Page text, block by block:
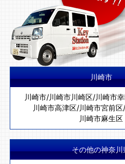
川崎市
川崎市/川崎市川崎区/川崎市
川崎市高津区/川崎市宮前区/
川崎市麻生区
その他の神奈川